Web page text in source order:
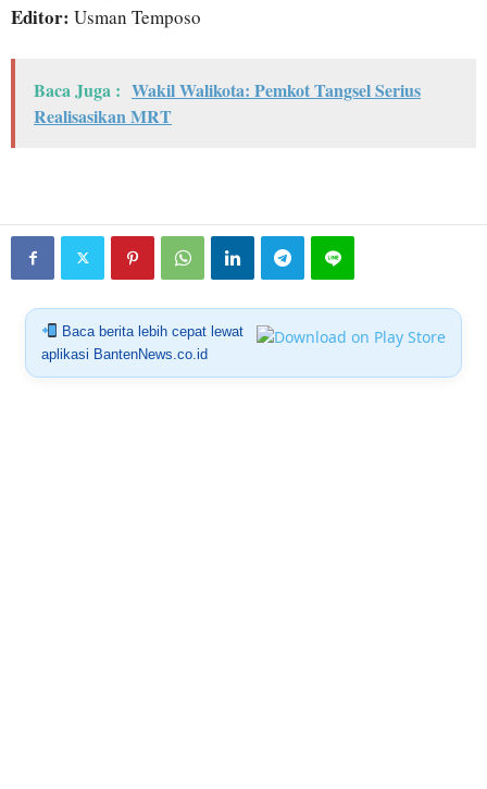
Editor: Usman Temposo
Baca Juga : Wakil Walikota: Pemkot Tangsel Serius
Realisasikan MRT
Baca berita lebih cepat lewat
aplikasi BantenNews.co.id